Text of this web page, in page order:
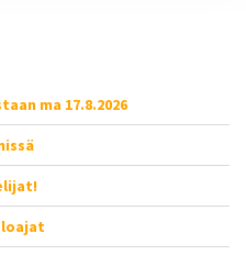
ma 17.8.2026